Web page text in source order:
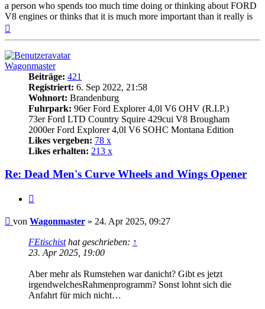
a person who spends too much time doing or thinking about FORD
V8 engines or thinks that it is much more important than it really is
oben
Wagonmaster
Beiträge: 421
Registriert: 6. Sep 2022, 21:58
Wohnort: Brandenburg
Fuhrpark: 96er Ford Explorer 4,0l V6 OHV (R.I.P.)
73er Ford LTD Country Squire 429cui V8 Brougham
2000er Ford Explorer 4,0l V6 SOHC Montana Edition
Likes vergeben: 78 x
Likes erhalten: 213 x
Re: Dead Men's Curve Wheels and Wings Opener
Beitrag
von Wagonmaster » 24. Apr 2025, 09:27
FEtischisthat geschrieben: ↑
23. Apr 2025, 19:00
Aber mehr als Rumstehen war danicht? Gibt es jetzt
irgendwelchesRahmenprogramm? Sonst lohnt sich die
Anfahrt für mich nicht…